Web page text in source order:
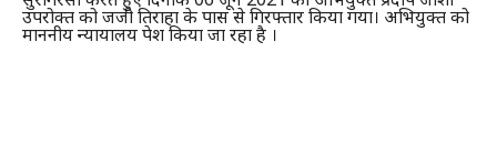
उपरोक्त को जजी तिराहा के पास से गिरफ्तार किया गया। अभियुक्त को
माननीय न्यायालय पेश किया जा रहा है ।